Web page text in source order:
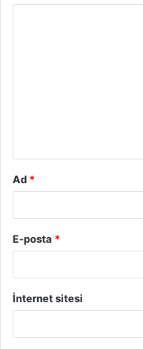
Ad *
E-posta *
İnternet sitesi